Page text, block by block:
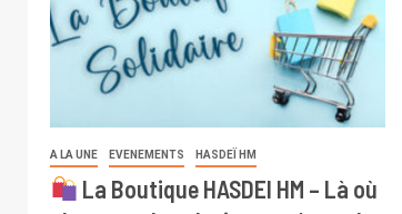
A LA UNE EVENEMENTS HASDEÏ HM
La Boutique HASDEI HM – Là où